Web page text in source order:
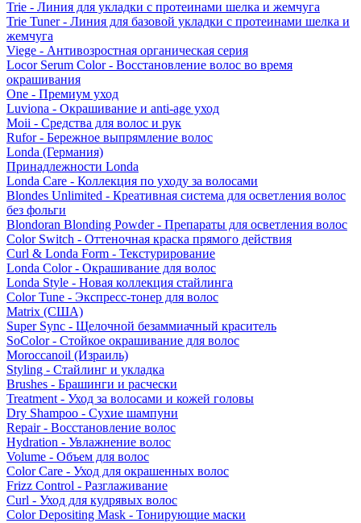
Trie - Линия для укладки с протеинами шелка и жемчуга
Trie Tuner - Линия для базовой укладки с протеинами шелка и
жемчуга
Viege - Антивозростная органическая серия
Locor Serum Color - Восстановление волос во время
окрашивания
One - Премиум уход
Luviona - Окрашивание и anti-age уход
Moii - Средства для волос и рук
Rufor - Бережное выпрямление волос
Londa (Германия)
Принадлежности Londa
Londa Care - Коллекция по уходу за волосами
Blondes Unlimited - Креативная система для осветления волос
без фольги
Blondoran Blonding Powder - Препараты для осветления волос
Color Switch - Оттеночная краска прямого действия
Curl & Londa Form - Текстурирование
Londa Color - Окрашивание для волос
Londa Style - Новая коллекция стайлинга
Color Tune - Экспресс-тонер для волос
Matrix (США)
Super Sync - Щелочной безаммиачный краситель
SoColor - Стойкое окрашивание для волос
Moroccanoil (Израиль)
Styling - Стайлинг и укладка
Brushes - Брашинги и расчески
Treatment - Уход за волосами и кожей головы
Dry Shampoo - Сухие шампуни
Repair - Восстановление волос
Hydration - Увлажнение волос
Volume - Объем для волос
Color Care - Уход для окрашенных волос
Frizz Control - Разглаживание
Curl - Уход для кудрявых волос
Color Depositing Mask - Тонирующие маски